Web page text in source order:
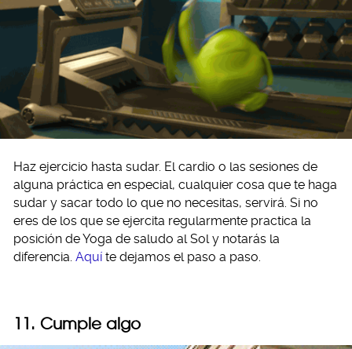
Haz ejercicio hasta sudar. El cardio o las sesiones de
alguna práctica en especial, cualquier cosa que te haga
sudar y sacar todo lo que no necesitas, servirá. Si no
eres de los que se ejercita regularmente practica la
posición de Yoga de saludo al Sol y notarás la
diferencia. Aquí te dejamos el paso a paso.
11. Cumple algo